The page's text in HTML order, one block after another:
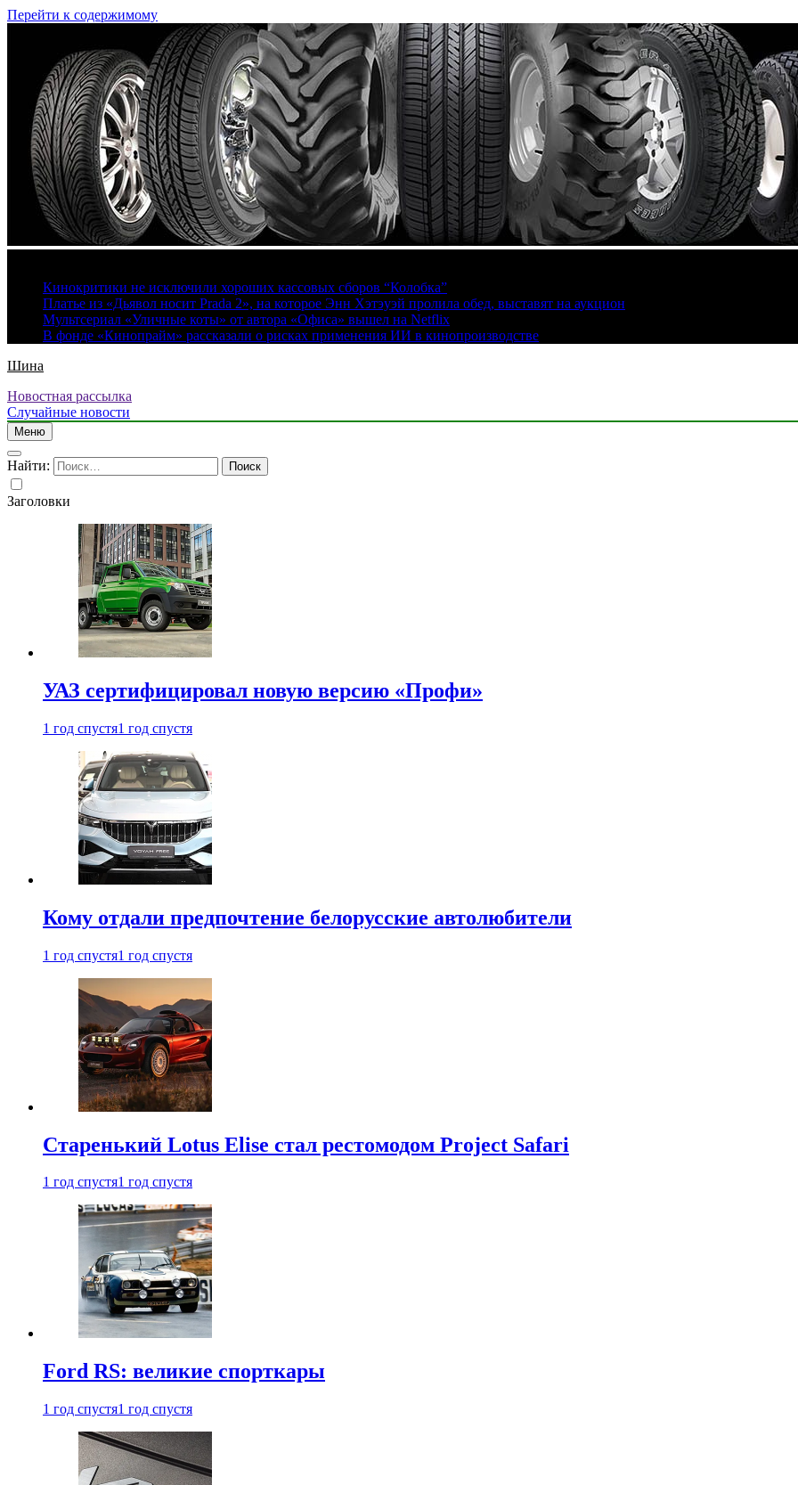
Перейти к содержимому
Кинокритики не исключили хороших кассовых сборов “Колобка”
Платье из «Дьявол носит Prada 2», на которое Энн Хэтэуэй пролила обед, выставят на аукцион
Мультсериал «Уличные коты» от автора «Офиса» вышел на Netflix
В фонде «Кинопрайм» рассказали о рисках применения ИИ в кинопроизводстве
Шина
Новостная рассылка
Случайные новости
Меню
Найти:
Заголовки
УАЗ сертифицировал новую версию «Профи»
1 год спустя1 год спустя
Кому отдали предпочтение белорусские автолюбители
1 год спустя1 год спустя
Старенький Lotus Elise стал рестомодом Project Safari
1 год спустя1 год спустя
Ford RS: великие спорткары
1 год спустя1 год спустя